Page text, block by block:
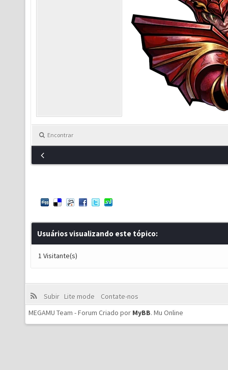
Encontrar
Usuários visualizando este tópico:
1 Visitante(s)
Subir Lite mode
Contate-nos
MEGAMU Team - Forum Criado por MyBB. Mu Online